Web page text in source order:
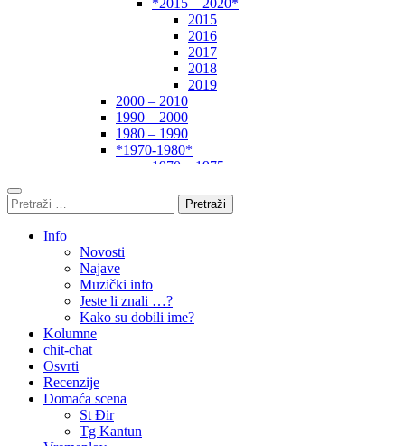
*2015 – 2020*
2015
2016
2017
2018
2019
2000 – 2010
1990 – 2000
1980 – 1990
*1970-1980*
1970 – 1975
1960 – 1970
1950 – 1960
Autori
Info
Novosti
Najave
Muzički info
Jeste li znali …?
Kako su dobili ime?
Kolumne
chit-chat
Osvrti
Recenzije
Domaća scena
St Đir
Tg Kantun